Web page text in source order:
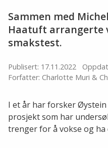
Sammen med
Haatuft arrangerte
smakstest.
Publisert: 17.11.2022
Forfatter: Charlotte Muri &
I et år har forsker
prosjekt som har
trenger for å vokse og ha